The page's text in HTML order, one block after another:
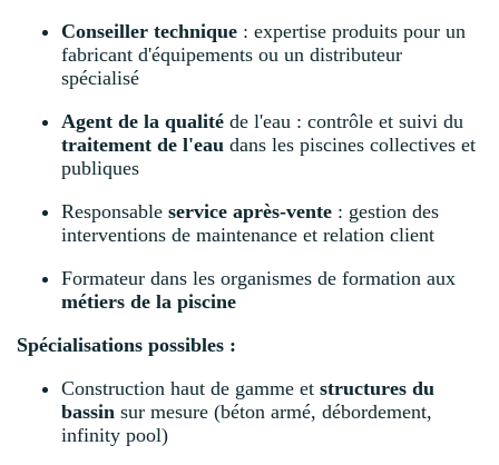
Conseiller technique : expertise produits pour un
fabricant d'équipements ou un distributeur
spécialisé
Agent de la qualité de l'eau : contrôle et suivi du
traitement de l'eau dans les piscines collectives et
publiques
Responsable service après-vente : gestion des
interventions de maintenance et relation client
Formateur dans les organismes de formation aux
métiers de la piscine
Spécialisations possibles :
Construction haut de gamme et structures du
bassin sur mesure (béton armé, débordement,
infinity pool)